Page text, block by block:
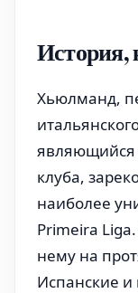
История,
Хьюлманд,
являющийся
клуба,
наиболее
Primeira
нему на
Испанские